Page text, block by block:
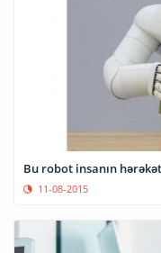
Bu robot insanın
11-08-2015